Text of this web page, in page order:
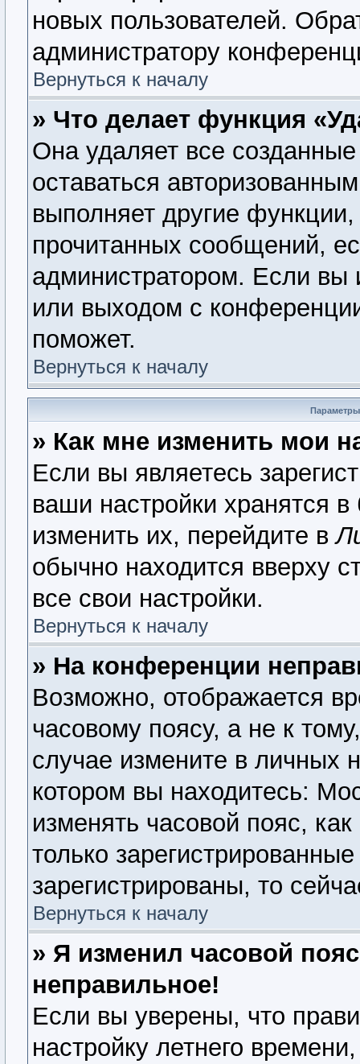
новых пользователей.
администратору
Вернуться к началу
» Что делает функция
Она удаляет все
оставаться
выполняет другие
прочитанных сообщений,
администратором. Если вы
или выходом с
поможет.
Вернуться к началу
Параметры
» Как мне изменить мои
Если вы являетесь
ваши настройки хранятся
изменить их, перейдите в
обычно находится вверху
все свои настройки.
Вернуться к началу
» На конференции
Возможно, отображается
часовому поясу, а не к
случае измените в личных
котором вы находитесь:
изменять часовой пояс,
только
зарегистрированы, то
Вернуться к началу
» Я изменил часовой
неправильное!
Если вы уверены, что
настройку летнего